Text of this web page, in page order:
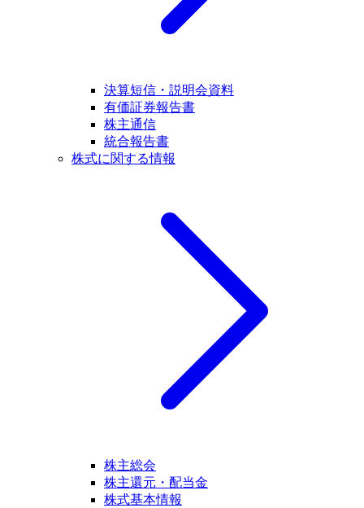
決算短信・説明会資料
有価証券報告書
株主通信
統合報告書
株式に関する情報
株主総会
株主還元・配当金
株式基本情報